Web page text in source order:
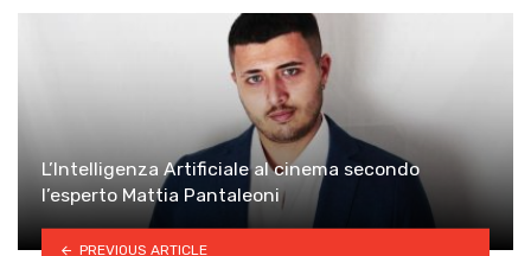
L’Intelligenza Artificiale al cinema secondo
l’esperto Mattia Pantaleoni
PREVIOUS ARTICLE